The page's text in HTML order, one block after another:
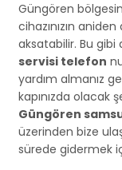
Güngören
cihazınızın
aksatabilir. Bu gibi
servisi telefon
yardım almanız
kapınızda olacak
Güngören
üzerinden bize
sürede gidermek